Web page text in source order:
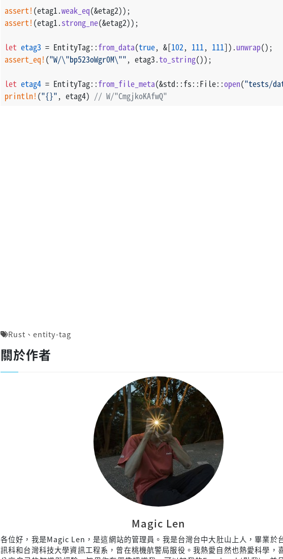
assert! (etag1.weak_eq(&etag2));
assert! (etag1.strong_ne(&etag2));
let etag3 = EntityTag::from_data(true, &[102, 111, 111]).unwrap();
assert_eq! ("W/\"bp523oWgr0M\"", etag3.to_string());
let etag4 = EntityTag::from_file_meta(&std::fs::File::open("tests/
println! ("{}", etag4) // W/"CmgjkoKAfwQ"
Rust 、 entity-tag
關於作者
Magic Len
各位好，我是Magic Len，是這網站的管理員。我是台灣台中大肚山上人，畢業於
訊科和台灣科技大學資訊工程系，曾在桃機航警局服役。我熱愛自然也熱愛科學，